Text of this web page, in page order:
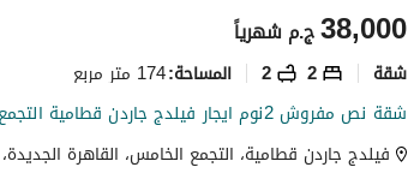
ج.م38,000 شهرياً
شقة 2
2 المساحة:174 متر مربع